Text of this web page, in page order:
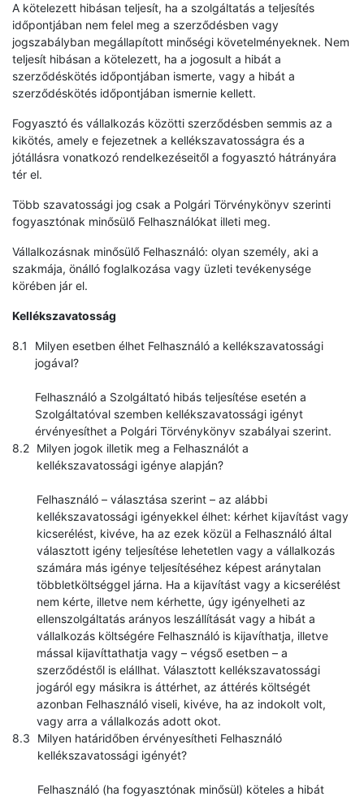
A kötelezett hibásan teljesít, ha a szolgáltatás a teljesítés
időpontjában nem felel meg a szerződésben vagy
jogszabályban megállapított minőségi követelményeknek. Nem
teljesít hibásan a kötelezett, ha a jogosult a hibát a
szerződéskötés időpontjában ismerte, vagy a hibát a
szerződéskötés időpontjában ismernie kellett.
Fogyasztó és vállalkozás közötti szerződésben semmis az a
kikötés, amely e fejezetnek a kellékszavatosságra és a
jótállásra vonatkozó rendelkezéseitől a fogyasztó hátrányára
tér el.
Több szavatossági jog csak a Polgári Törvénykönyv szerinti
fogyasztónak minősülő Felhasználókat illeti meg.
Vállalkozásnak minősülő Felhasználó: olyan személy, aki a
szakmája, önálló foglalkozása vagy üzleti tevékenysége
körében jár el.
Kellékszavatosság
Milyen esetben élhet Felhasználó a kellékszavatossági
jogával?
Felhasználó a Szolgáltató hibás teljesítése esetén a
Szolgáltatóval szemben kellékszavatossági igényt
érvényesíthet a Polgári Törvénykönyv szabályai szerint.
Milyen jogok illetik meg a Felhasználót a
kellékszavatossági igénye alapján?
Felhasználó – választása szerint – az alábbi
kellékszavatossági igényekkel élhet: kérhet kijavítást vagy
kicserélést, kivéve, ha az ezek közül a Felhasználó által
választott igény teljesítése lehetetlen vagy a vállalkozás
számára más igénye teljesítéséhez képest aránytalan
többletköltséggel járna. Ha a kijavítást vagy a kicserélést
nem kérte, illetve nem kérhette, úgy igényelheti az
ellenszolgáltatás arányos leszállítását vagy a hibát a
vállalkozás költségére Felhasználó is kijavíthatja, illetve
mással kijavíttathatja vagy – végső esetben – a
szerződéstől is elállhat. Választott kellékszavatossági
jogáról egy másikra is áttérhet, az áttérés költségét
azonban Felhasználó viseli, kivéve, ha az indokolt volt,
vagy arra a vállalkozás adott okot.
Milyen határidőben érvényesítheti Felhasználó
kellékszavatossági igényét?
Felhasználó (ha fogyasztónak minősül) köteles a hibát